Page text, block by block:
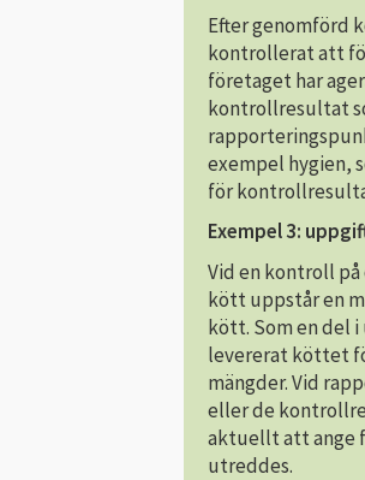
Efter genomförd
kontrollerat att
företaget har
kontrollresultat
exempel hygien,
för
Exempel 3:
Vid en kontroll på
kött uppstår en
kött. Som en del
levererat köttet
mängder. Vid
eller de
aktuellt att ange
utreddes.